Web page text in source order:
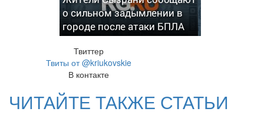
о сильном задымлении в
городе после атаки БПЛА
Твиттер
Твиты от @kriukovskie
В контакте
ЧИТАЙТЕ ТАКЖЕ СТАТЬИ